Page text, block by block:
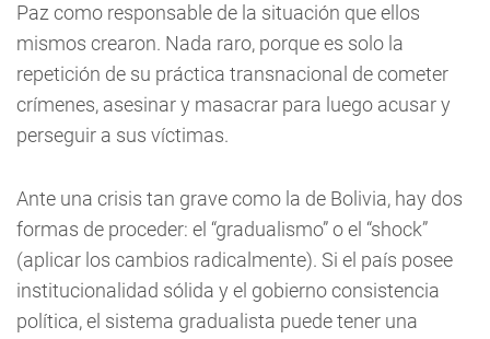
Paz como responsable de la situación que ellos
mismos crearon. Nada raro, porque es solo la
repetición de su práctica transnacional de cometer
crímenes, asesinar y masacrar para luego acusar y
perseguir a sus víctimas.
Ante una crisis tan grave como la de Bolivia, hay dos
formas de proceder: el “gradualismo” o el “shock”
(aplicar los cambios radicalmente). Si el país posee
institucionalidad sólida y el gobierno consistencia
política, el sistema gradualista puede tener una